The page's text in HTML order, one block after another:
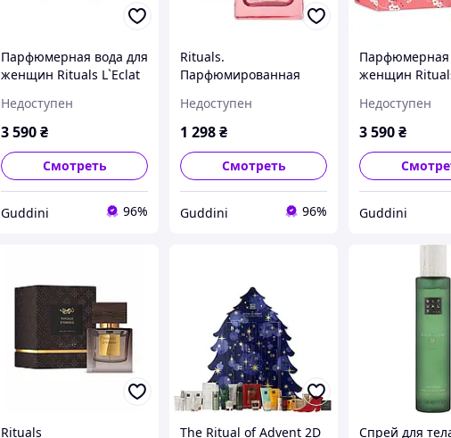
Парфюмерная вода для
женщин Rituals L`Eclat
Недоступен
3 590₴
Смотреть
Guddini 96%
Rituals.
Парфюмированная
Rêve de Hanami" 15 мл.
Производство
Недоступен
1 298₴
Смотреть
Guddini 96%
Парфюмерная
женщин
PARFUM 50 мл
Недоступен
3 590₴
Guddini
Rituals
The Ritual of Advent 2D
Спрей для